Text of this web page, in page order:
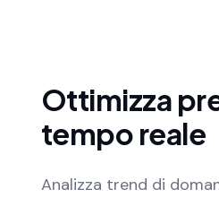
Ottimizza
tempo reale
Analizza trend di